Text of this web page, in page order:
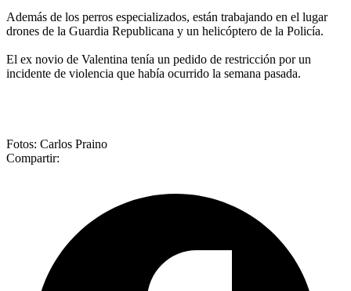
Además de los perros especializados, están trabajando en el lugar
drones de la Guardia Republicana y un helicóptero de la Policía.
El ex novio de Valentina tenía un pedido de restricción por un
incidente de violencia que había ocurrido la semana pasada.
Fotos: Carlos Praino
Compartir: